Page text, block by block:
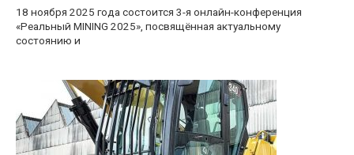
18 ноября 2025 года состоится 3-я онлайн-конференция
«Реальный MINING 2025», посвящённая актуальному
состоянию и